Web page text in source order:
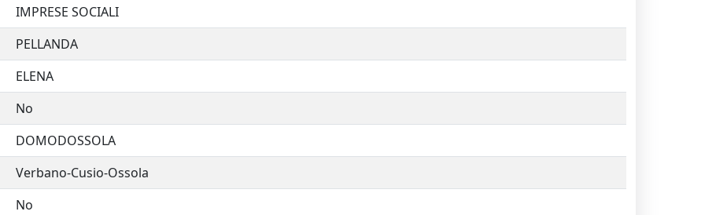
IMPRESE SOCIALI
PELLANDA
ELENA
No
DOMODOSSOLA
Verbano-Cusio-Ossola
No